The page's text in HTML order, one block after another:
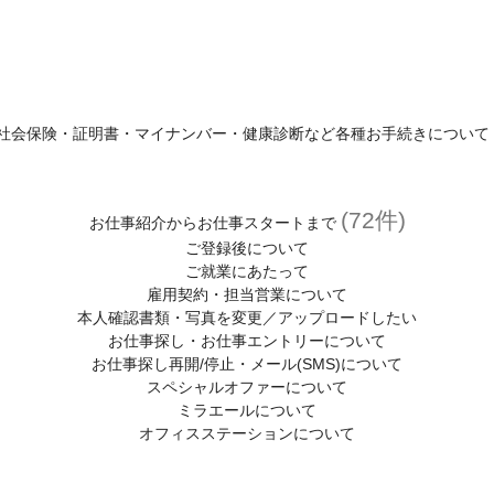
会保険・証明書・マイナンバー・健康診断など各種お手続きについて
お仕事紹介からお仕事スタートまで (72件)
ご登録後について
ご就業にあたって
雇用契約・担当営業について
本人確認書類・写真を変更／アップロードしたい
お仕事探し・お仕事エントリーについて
お仕事探し再開/停止・メール(SMS)について
スペシャルオファーについて
ミラエールについて
オフィスステーションについて